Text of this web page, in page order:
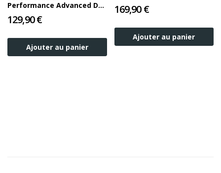
Performance Advanced Day
Cream Spf30 50ml
129,90 €
Ajouter au panier
169,90 €
Ajouter au panier